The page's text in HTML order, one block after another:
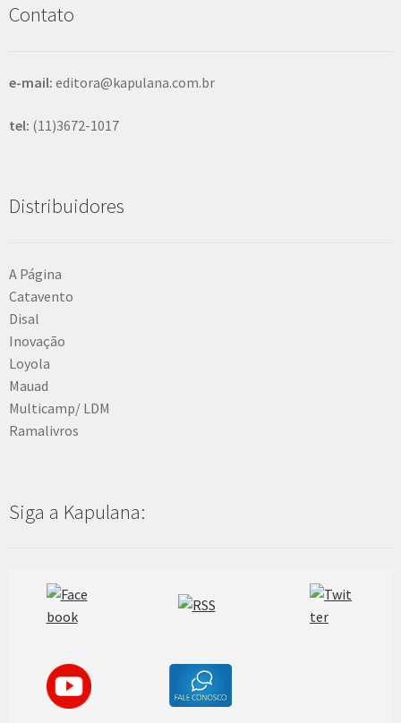
a
Contato
e-mail: editora@kapulana.com.br
tel: (11)3672-1017
Distribuidores
A Página
Catavento
Disal
Inovação
Loyola
Mauad
Multicamp/ LDM
Ramalivros
Siga a Kapulana: